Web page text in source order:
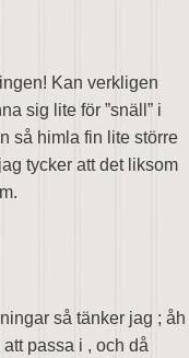
Kan verkligen
sig lite för ”snäll” i
så himla fin lite större
tycker att det liksom
så tänker jag ; åh
passa i , och då